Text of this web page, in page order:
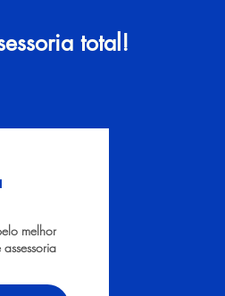
total!
melhor